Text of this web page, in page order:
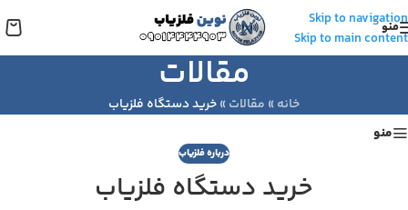
Skip to navigation
Skip to main content
منو
مقالات
خانه » مقالات »خرید دستگاه فلزیاب
منو
درباره فلزیاب
خرید دستگاه فلزیاب